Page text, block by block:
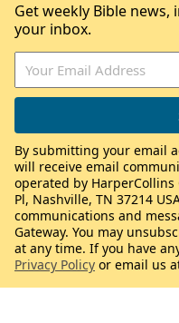
Get weekly Bible
your inbox.
By submitting your email
will receive email
operated by
Pl, Nashville, TN 37214
communications and
Gateway. You may
at any time. If you have
Privacy Policy or email us